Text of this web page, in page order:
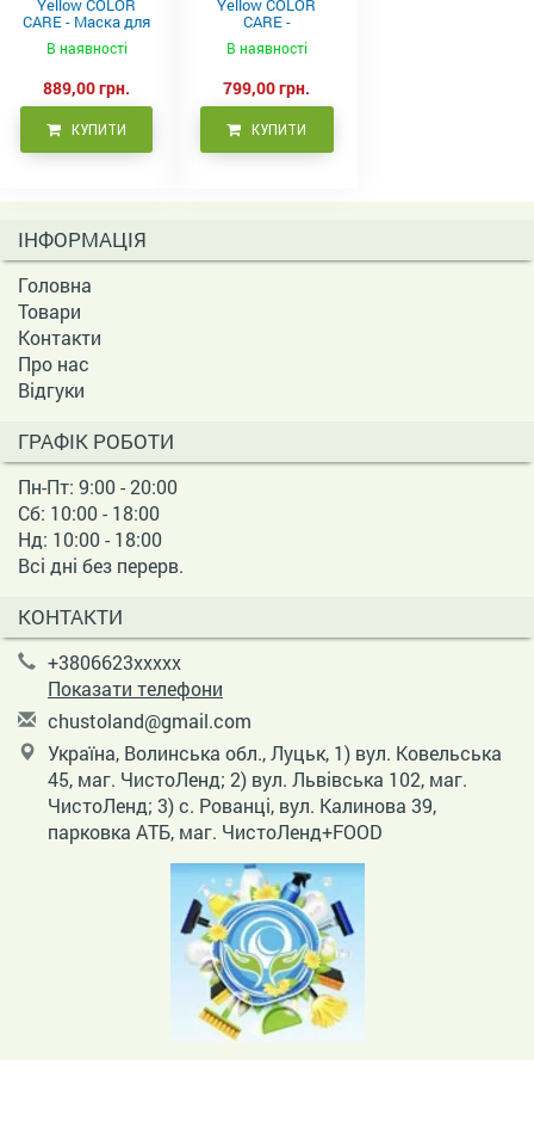
Yellow COLOR
CARE - Маска для
фарбованого
волосся, 500 мл
В наявності
889,00 грн.
КУПИТИ
Yellow COLOR
CARE -
Кондиціонер для
фарбованого
В наявності
799,00 грн.
КУПИТИ
ІНФОРМАЦІЯ
Головна
Товари
Контакти
Про нас
Відгуки
ГРАФІК РОБОТИ
Пн-Пт: 9:00 - 20:00
Сб: 10:00 - 18:00
Нд: 10:00 - 18:00
Всі дні без перерв.
КОНТАКТИ
+3806623xxxxx
Показати телефони
chustoland@gmail.com
Україна, Волинська обл., Луцьк, 1) вул. Ковельська
45, маг. ЧистоЛенд; 2) вул. Львівська 102, маг.
ЧистоЛенд; 3) с. Рованці, вул. Калинова 39,
парковка АТБ, маг. ЧистоЛенд+FOOD